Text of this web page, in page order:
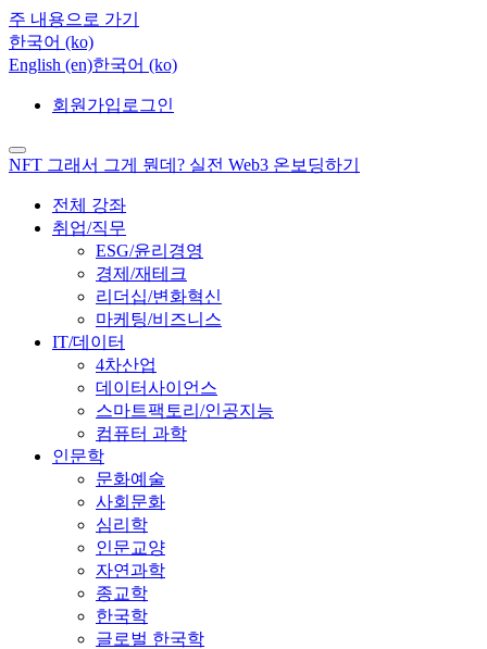
주 내용으로 가기
한국어 ‎(ko)‎
English ‎(en)‎한국어 ‎(ko)‎
회원가입 로그인
NFT 그래서 그게 뭔데? 실전 Web3 온보딩하기
전체 강좌
취업/직무
ESG/윤리경영
경제/재테크
리더십/변화혁신
마케팅/비즈니스
IT/데이터
4차산업
데이터사이언스
스마트팩토리/인공지능
컴퓨터 과학
인문학
문화예술
사회문화
심리학
인문교양
자연과학
종교학
한국학
글로벌 한국학